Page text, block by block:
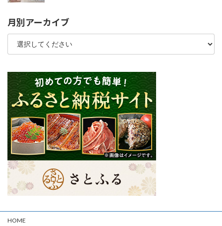
月別アーカイブ
HOME